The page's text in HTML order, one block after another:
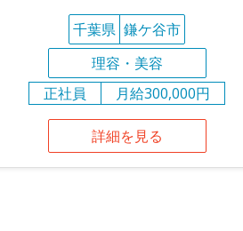
千葉県 鎌ケ谷市
理容・美容
正社員
月給300,000円
詳細を見る